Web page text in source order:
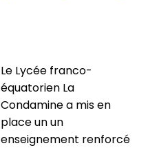
Le Lycée franco-
équatorien La
Condamine a mis en
place un un
enseignement renforcé